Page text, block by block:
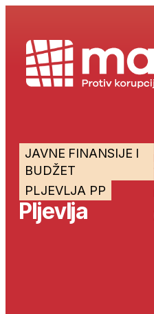
JAVNE FINANSIJE I
BUDŽET
PLJEVLJA PP
Pljevlja